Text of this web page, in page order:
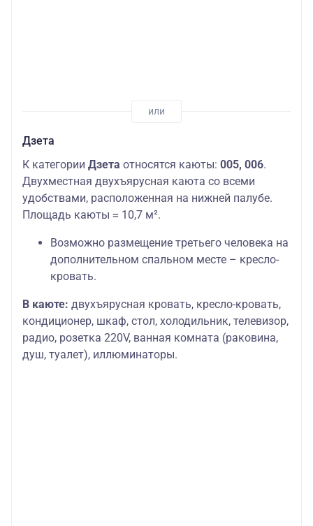
Дзета
К категории Дзета относятся каюты: 005, 006.
Двухместная двухъярусная каюта со всеми
удобствами, расположенная на нижней палубе.
Площадь каюты ≈ 10,7 м².
Возможно размещение третьего человека на
дополнительном спальном месте – кресло-
кровать.
В каюте: двухъярусная кровать, кресло-кровать,
кондиционер, шкаф, стол, холодильник, телевизор,
радио, розетка 220V, ванная комната (раковина,
душ, туалет), иллюминаторы.